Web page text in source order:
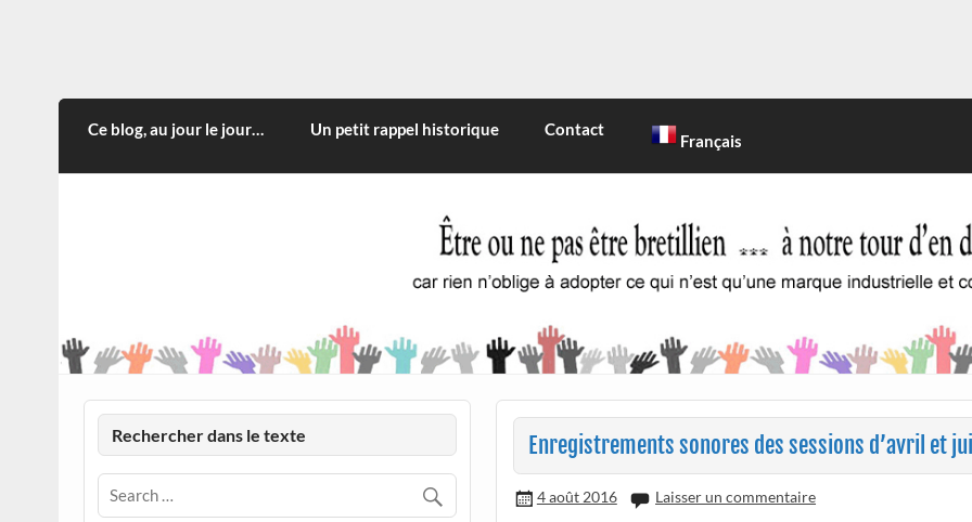
CITOYEN D'ILLE-ET-VILAINE
Ce blog, au jour le jour… Un petit rappel historique Contact
Français
Enregistrements sonores des sessions d’avril et
4 août 2016 Laisser un commentaire
Rechercher dans le texte